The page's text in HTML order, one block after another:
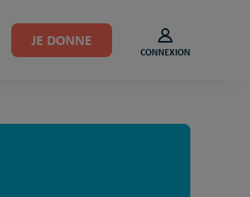
JE DONNE
CONNEXION